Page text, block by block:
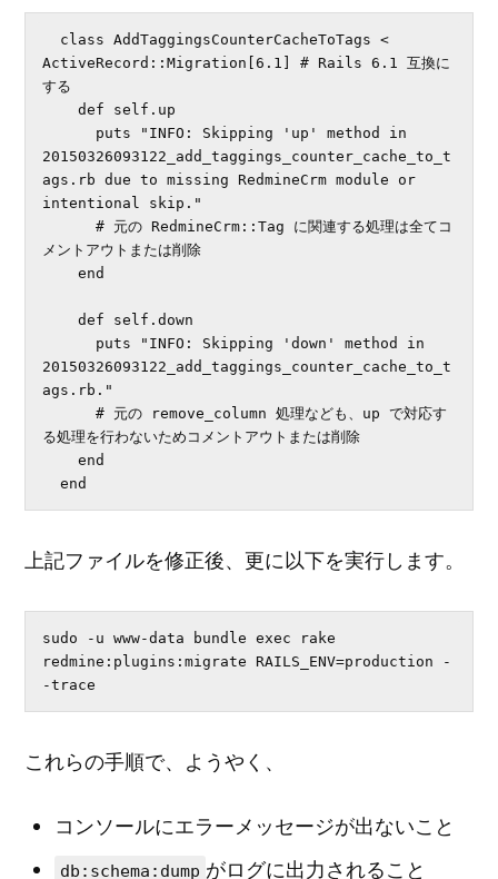
ActiveRecord::Migration[6.1] # Rails 6.1 互換に
する
    def self.up
20150326093122_add_taggings_counter_cache_to_t
ags.rb due to missing RedmineCrm module or
intentional skip."
      # 元の RedmineCrm::Tag に関連する処理は全てコ
メントアウトまたは削除
    end
    def self.down
20150326093122_add_taggings_counter_cache_to_t
ags.rb."
      # 元の remove_column 処理なども、up で対応す
る処理を行わないためコメントアウトまたは削除
    end
  end
上記ファイルを修正後、更に以下を実行します。
sudo -u www-data bundle exec rake
redmine:plugins:migrate RAILS_ENV=production -
-trace
これらの手順で、ようやく、
コンソールにエラーメッセージが出ないこと
db:schema:dump がログに出力されること